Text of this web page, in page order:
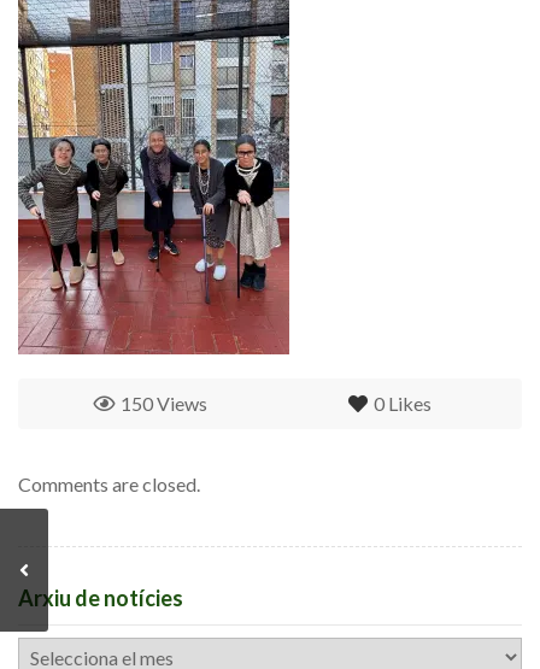
0 Likes
150 Views
Comments are closed.
Arxiu de notícies
Arxiu